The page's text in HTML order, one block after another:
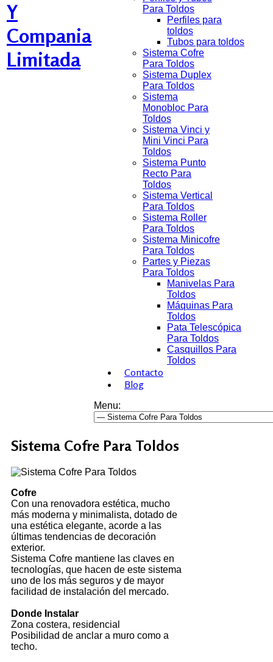
Para Toldos
Perfiles para
toldos
Tubos para toldos
Sistema Cofre
Para Toldos
Sistema Duplex
Para Toldos
Sistema
Monobloc Para
Toldos
Sistema Vinci y
Mini Vinci Para
Toldos
Sistema Punto
Recto Para
Toldos
Sistema Vertical
Para Toldos
Sistema Roller
Para Toldos
Sistema Minicofre
Para Toldos
Partes y Piezas
Para Toldos
Manivelas Para
Toldos
Máquinas Para
Toldos
Pata Telescópica
Para Toldos
Casquillos Para
Toldos
Contacto
Blog
Menu:
Sistema Cofre Para Toldos
Cofre
Con una renovadora estética, mucho
más moderna y minimalista, dotado de
una estética elegante, acorde a las
últimas tendencias de decoración
exterior.
Sistema Cofre mantiene las claves en
tecnologías, que hacen de este sistema
uno de los más seguros y de mayor
facilidad de instalación del mercado.
Donde Instalar
Zona costera, residencial
Posibilidad de anclar a muro como a
techo.